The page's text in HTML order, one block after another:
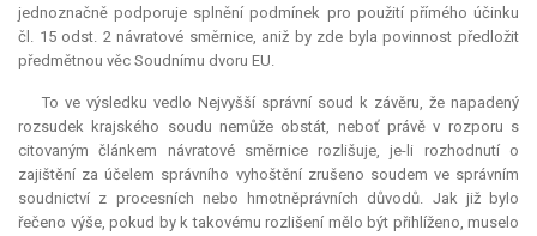
jednoznačně podporuje splnění podmínek pro použití přímého účinku
čl. 15 odst. 2 návratové směrnice, aniž by zde byla povinnost předložit
předmětnou věc Soudnímu dvoru EU.
To ve výsledku vedlo Nejvyšší správní soud k závěru, že napadený
rozsudek krajského soudu nemůže obstát, neboť právě v rozporu s
citovaným článkem návratové směrnice rozlišuje, je-li rozhodnutí o
zajištění za účelem správního vyhoštění zrušeno soudem ve správním
soudnictví z procesních nebo hmotněprávních důvodů. Jak již bylo
řečeno výše, pokud by k takovému rozlišení mělo být přihlíženo, muselo